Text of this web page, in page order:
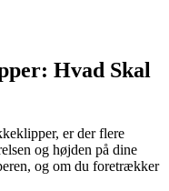
Hvad Skal
er der flere
og højden på dine
og om du foretrækker